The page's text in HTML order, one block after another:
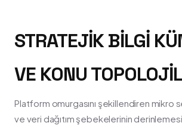
STRATEJIK BILGI
VE KONU
Platform omurgasını şekillendiren mikro
ve veri dağıtım şebekelerinin